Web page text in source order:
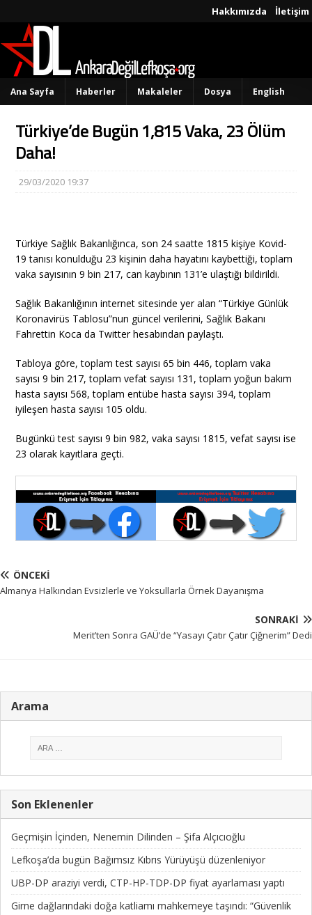
Hakkımızda İletişim
Ana Sayfa Haberler Makaleler Dosya English
Türkiye’de Bugün 1,815 Vaka, 23 Ölüm
Daha!
29/03/2020 19:37
Türkiye Sağlık Bakanlığınca, son 24 saatte 1815 kişiye Kovid-
19 tanısı konulduğu 23 kişinin daha hayatını kaybettiği, toplam
vaka sayısının 9 bin 217, can kaybının 131’e ulaştığı bildirildi.
Sağlık Bakanlığının internet sitesinde yer alan “Türkiye Günlük
Koronavirüs Tablosu”nun güncel verilerini, Sağlık Bakanı
Fahrettin Koca da Twitter hesabından paylaştı.
Tabloya göre, toplam test sayısı 65 bin 446, toplam vaka
sayısı 9 bin 217, toplam vefat sayısı 131, toplam yoğun bakım
hasta sayısı 568, toplam entübe hasta sayısı 394, toplam
iyileşen hasta sayısı 105 oldu.
Bugünkü test sayısı 9 bin 982, vaka sayısı 1815, vefat sayısı ise
23 olarak kayıtlara geçti.
ÖNCEKI
Almanya Halkından Evsizlerle ve Yoksullarla Örnek Dayanışma
SONRAKI
Merit’ten Sonra GAÜ’de “Yasayı Çatır Çatır Çiğnerim” Dedi
Arama
Son Eklenenler
Geçmişin İçinden, Nenemin Dilinden – Şifa Alçıcıoğlu
Lefkoşa’da bugün Bağımsız Kıbrıs Yürüyüşü düzenleniyor
UBP-DP araziyi verdi, CTP-HP-TDP-DP fiyat ayarlaması yaptı
Girne dağlarındaki doğa katliamı mahkemeye taşındı: “Güvenlik